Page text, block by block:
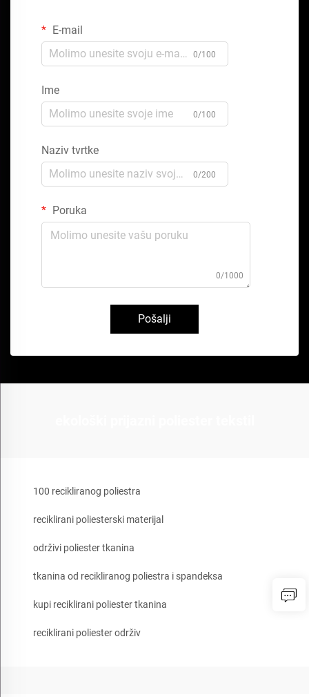
E-mail
0/100
Ime
0/100
Naziv tvrtke
0/200
Poruka
0/1000
Pošalji
100 recikliranog poliestra
reciklirani poliesterski materijal
održivi poliester tkanina
tkanina od recikliranog poliestra i spandeksa
kupi reciklirani poliester tkanina
reciklirani poliester održiv